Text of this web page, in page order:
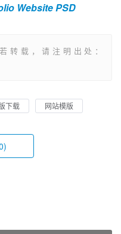
Website PSD
转载，请注明出处：
下载 网站模版